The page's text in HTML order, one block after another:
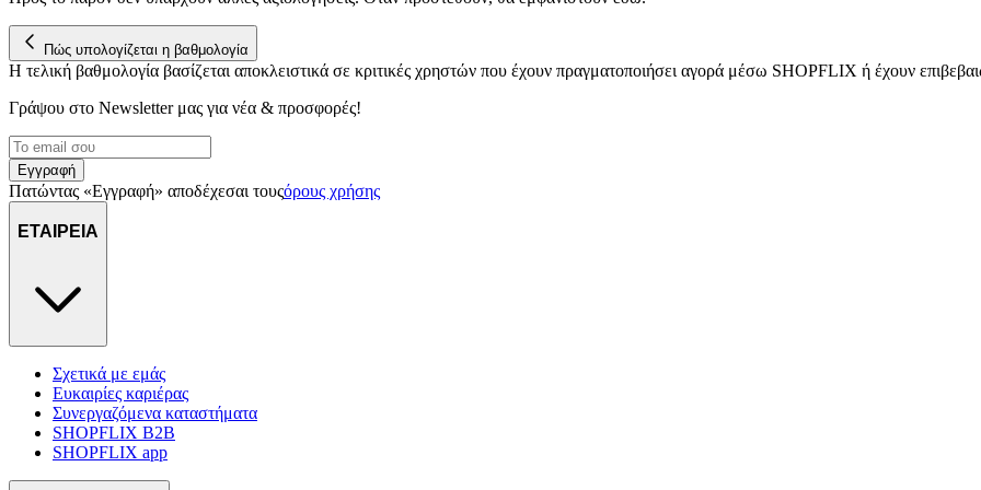
Πώς υπολογίζεται η βαθμολογία
Η τελική βαθμολογία βασίζεται αποκλειστικά σε κριτικές χρηστών που έχουν πραγματοποιήσει αγορά μέσω SHOPFLIX ή έχουν
Γράψου στο Νewsletter μας για νέα & προσφορές!
Εγγραφή
Πατώντας «Εγγραφή» αποδέχεσαι τουςόρους χρήσης
ΕΤΑΙΡΕΙΑ
Σχετικά με εμάς
Ευκαιρίες καριέρας
Συνεργαζόμενα καταστήματα
SHOPFLIX B2B
SHOPFLIX app